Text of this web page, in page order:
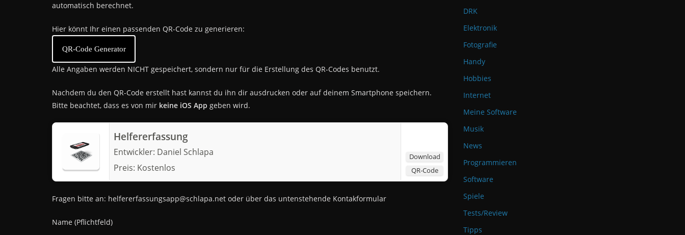
automatisch berechnet.
Hier könnt Ihr einen passenden QR-Code zu generieren:
QR-Code Generator
Alle Angaben werden NICHT gespeichert, sondern nur für die Erstellung des QR-Codes benutzt.
Nachdem du den QR-Code erstellt hast kannst du ihn dir ausdrucken oder auf deinem Smartphone speichern.
Bitte beachtet, dass es von mir keine iOS App geben wird.
Download
QR-Code
Helfererfassung
Entwickler: Daniel Schlapa
Preis: Kostenlos
Fragen bitte an: helfererfassungsapp@schlapa.net oder über das untenstehende Kontakformular
Name (Pflichtfeld)
DRK
Elektronik
Fotografie
Handy
Hobbies
Internet
Meine Software
Musik
News
Programmieren
Software
Spiele
Tests/Review
Tipps